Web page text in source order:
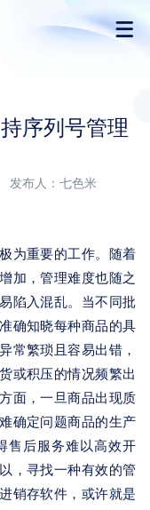
序列号管理
布人：七色米
为重要的工作。随着
加，管理难度也随之
陷入混乱。当不同批
确知晓每种商品的具
常繁琐且容易出错，
或积压的情况频繁出
面，一旦商品出现质
确定问题商品的生产
售后服务难以高效开
，寻找一种有效的管
销存软件，或许就是